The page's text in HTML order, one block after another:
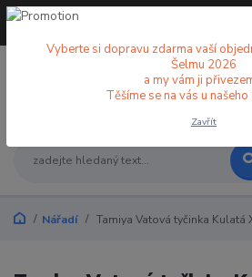
+420 773 998 582
Nářadí Tamiya Vatová tyčinka Kulatá
Vyberte si dopravu zdarma vaší
Šelmu 2026
a my vám ji
Těšíme se na vás u našeho
Zavřít